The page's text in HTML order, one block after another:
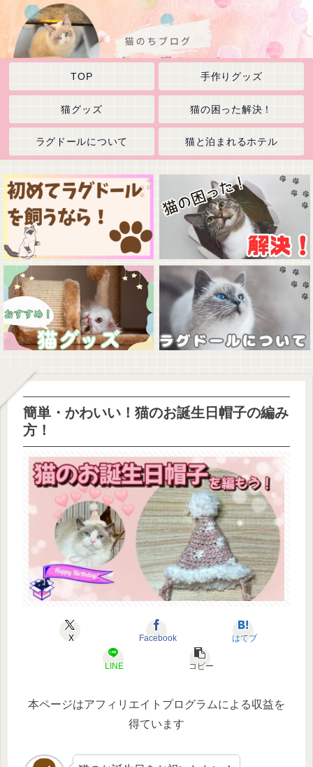
TOP 手作りグッズ
猫グッズ 猫の困った解決！
ラグドールについて 猫と泊まれるホテル
簡単・かわいい！猫のお誕生日帽子の編み
方！
X Facebook はてブ
LINE コピー
本ページはアフィリエイトプログラムによる収益を
得ています